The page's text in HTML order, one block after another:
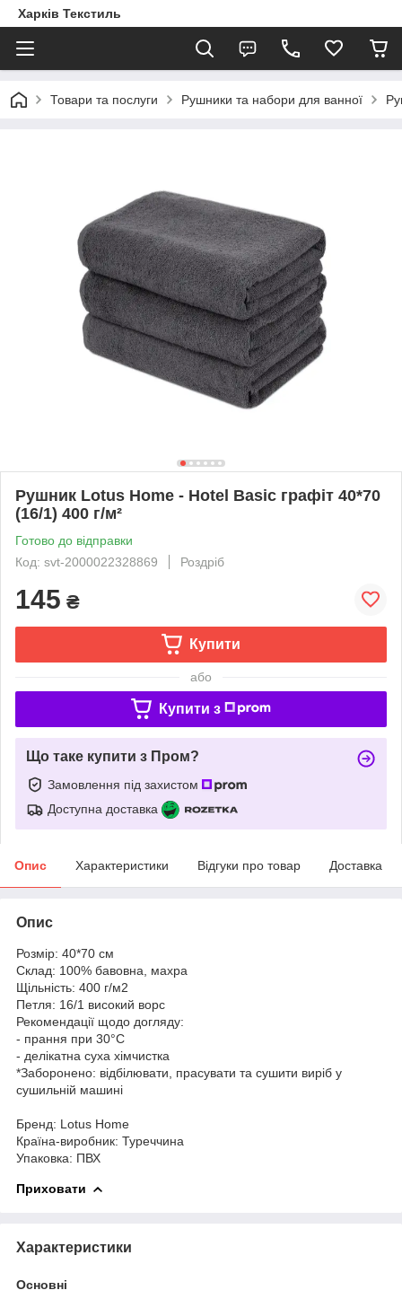
Харків Текстиль
Товари та послуги Рушники та набори для ванної
Рушник Lotus Home - Hotel Basic графіт 40*70
(16/1) 400 г/м²
Готово до відправки
Код: svt-2000022328869
Роздріб
145 ₴
Купити
або
Купити з
Що таке купити з Пром?
Замовлення під захистом
Доступна доставка
Опис Характеристики Відгуки про товар Доставка
Опис
Розмір: 40*70 см
Склад: 100% бавовна, махра
Щільність: 400 г/м2
Петля: 16/1 високий ворс
Рекомендації щодо догляду:
- прання при 30°C
- делікатна суха хімчистка
*Заборонено: відбілювати, прасувати та сушити виріб у
сушильній машині
Бренд: Lotus Home
Країна-виробник: Туреччина
Упаковка: ПВХ
Приховати
Характеристики
Основні